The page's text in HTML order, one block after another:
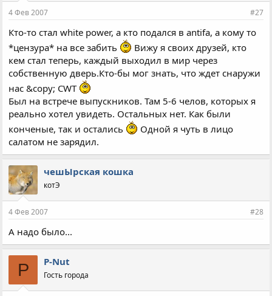
4 Фев 2007 #27
Кто-то стал white power, а кто подался в antifa, а кому то
*цензура* на все забить
Вижу я своих друзей, кто
кем стал теперь, каждый выходил в мир через
собственную дверь.Кто-бы мог знать, что ждет снаружи
нас &copy; CWT
Был на встрече выпускников. Там 5-6 челов, которых я
реально хотел увидеть. Остальных нет. Как были
конченые, так и остались
Одной я чуть в лицо
салатом не зарядил.
чешЫрская кошка
котЭ
4 Фев 2007 #28
А надо было...
P P-Nut
Гость города